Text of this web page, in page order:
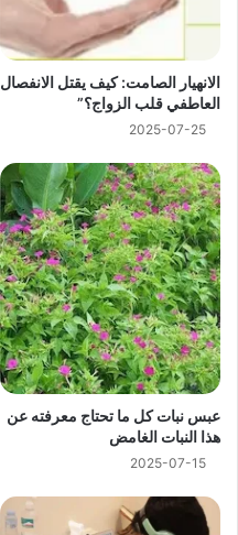
الانهيار الصامت: كيف يقتل الانفصال
العاطفي قلب الزواج؟”
2025-07-25
عبس نبات كل ما تحتاج معرفته عن
هذا النبات الغامض
2025-07-15